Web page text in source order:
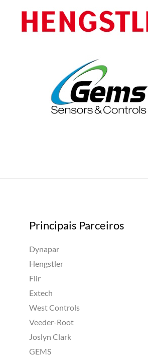
Principais Parceiros
Dynapar
Hengstler
Flir
Extech
West Controls
Veeder-Root
Joslyn Clark
GEMS